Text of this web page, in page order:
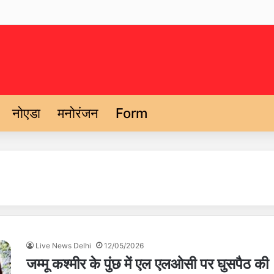
नोएडा मनोरंजन Form
Live News Delhi 12/05/2026
जम्मू कश्मीर के पुंछ में एल एलओसी पर घुसपैठ की